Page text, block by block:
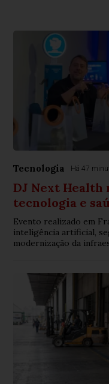
Tecnologia Há 47
DJ Next Health
tecnologia e
Evento realizado em
inteligência artificial,
modernização da